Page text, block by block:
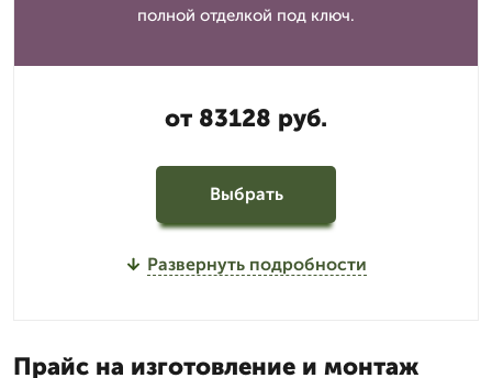
полной отделкой под ключ.
от 83128 руб.
Выбрать
Развернуть подробности
Прайс на изготовление и монтаж